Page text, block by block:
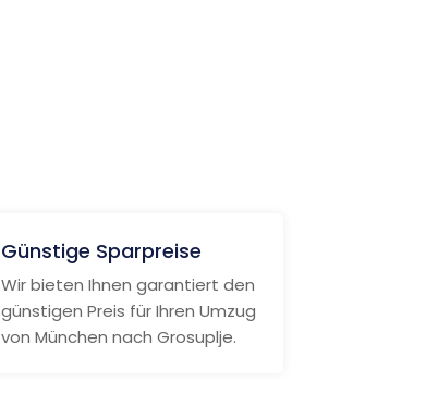
Günstige Sparpreise
Wir bieten Ihnen garantiert den
günstigen Preis für Ihren Umzug
von München nach Grosuplje.